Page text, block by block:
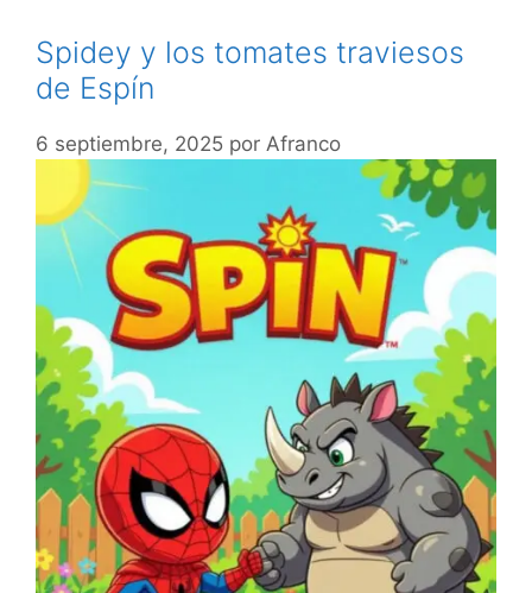
Spidey y los tomates traviesos
de Espín
6 septiembre, 2025 por Afranco